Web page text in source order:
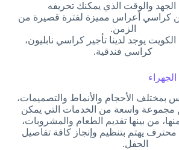
الجهد والوقت الذي يمكنك تحريفه
كراسي أعراس مميزة لفترة قصيرة من
الزمن.
يوجد لدينا تأجير كراسي نابليون،
كراسي فندقية.
بمختلف الأحجام والأنماط والتصميمات،
مجموعة واسعة من الخدمات التي يمكن
من بينها تقديم الطعام والمشروبات،
يهتم بتنظيم وإنجاز كافة تفاصيل
الحفل.